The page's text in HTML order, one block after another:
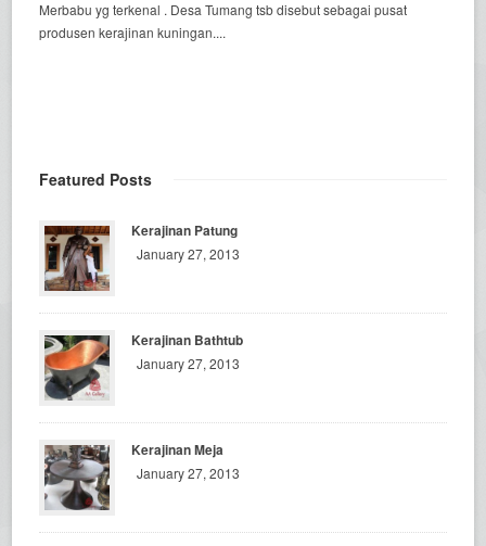
Merbabu yg terkenal . Desa Tumang tsb disebut sebagai pusat
produsen kerajinan kuningan....
Featured Posts
Kerajinan Patung
January 27, 2013
Kerajinan Bathtub
January 27, 2013
Kerajinan Meja
January 27, 2013